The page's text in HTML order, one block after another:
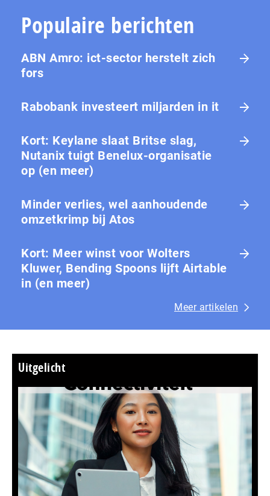
Populaire berichten
ABN Amro: ict-sector herstelt zich
fors
Rabobank investeert miljarden in it
Kort: Keylane slaat Britse slag,
Nutanix tuigt Benelux-organisatie
op (en meer)
Minder verlies, wel aanhoudende
omzetkrimp bij Atos
Kort: Meer winst voor Wolters
Kluwer, Bending Spoons lijft Airtable
in (en meer)
Meer artikelen
Uitgelicht